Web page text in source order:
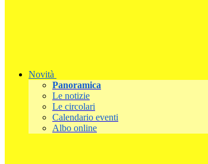
Novità
Panoramica
Le notizie
Le circolari
Calendario eventi
Albo online